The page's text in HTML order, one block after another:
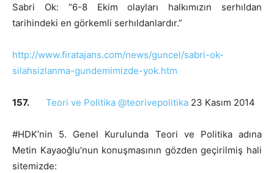
Sabri Ok: “6-8 Ekim olayları halkımızın serhıldan
tarihindeki en görkemli serhıldanlardır.”
http://www.firatajans.com/news/guncel/sabri-ok-
silahsizlanma-gundemimizde-yok.htm
157. Teori ve Politika @teorivepolitika 23 Kasım 2014
#HDK’nin 5. Genel Kurulunda Teori ve Politika adına
Metin Kayaoğlu’nun konuşmasının gözden geçirilmiş hali
sitemizde: